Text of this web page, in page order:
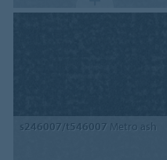
s246007/t546007 Metro ash